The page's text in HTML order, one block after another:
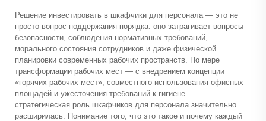
Решение инвестировать в шкафчики для персонала — это не
просто вопрос поддержания порядка: оно затрагивает вопросы
безопасности, соблюдения нормативных требований,
морального состояния сотрудников и даже физической
планировки современных рабочих пространств. По мере
трансформации рабочих мест — с внедрением концепции
«горячих рабочих мест», совместного использования офисных
площадей и ужесточения требований к гигиене —
стратегическая роль шкафчиков для персонала значительно
расширилась. Понимание того, что это такое и почему каждый